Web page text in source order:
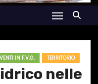
IN F.V.G. TERRITORIO
nelle